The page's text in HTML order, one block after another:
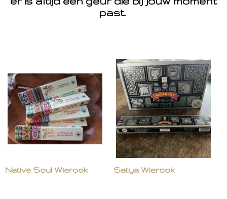
past.
Native Soul Wierook Satya Wierook